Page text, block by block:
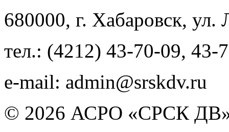
680000, г. Хабаровск, ул.
тел.: (4212) 43-70-09, 43-
e-mail: admin@srskdv.ru
© 2026 АСРО «СРСК